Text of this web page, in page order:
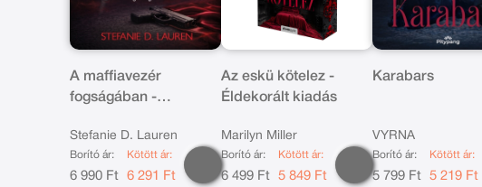
A maffiavezér
fogságában -
Stefanie D. Lauren
Borító ár:
6 990 Ft
Kötött ár:
6 291 Ft
Az eskü kötelez -
Éldekorált kiadás
Marilyn Miller
Borító ár:
6 499 Ft
Kötött ár:
5 849 Ft
Karabars
VYRNA
Borító ár:
5 799 Ft
Kötött ár:
5 219 Ft